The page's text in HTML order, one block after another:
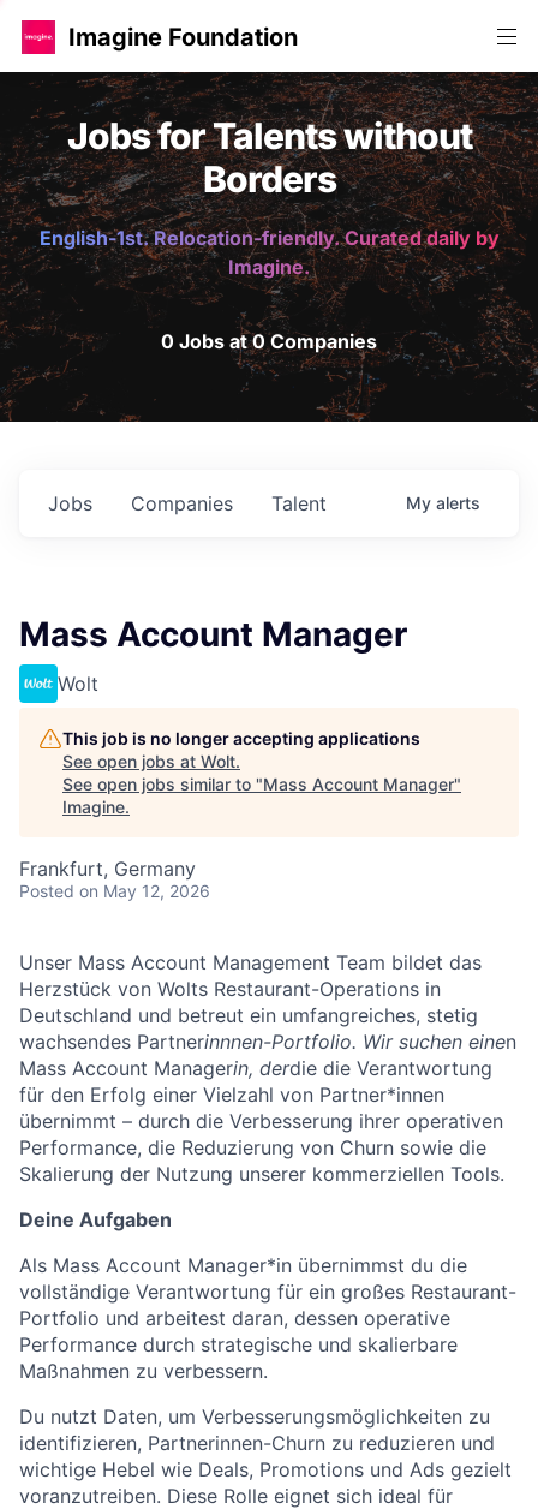
Imagine Foundation
Jobs for Talents without
Borders
English-1st. Relocation-friendly. Curated daily by
Imagine.
0 Jobs at 0 Companies
Jobs Companies Talent My alerts
Mass Account Manager
Wolt
This job is no longer accepting applications
See open jobs at Wolt.
See open jobs similar to "Mass Account Manager"
Imagine.
Frankfurt, Germany
Posted on May 12, 2026
Unser Mass Account Management Team bildet das
Herzstück von Wolts Restaurant-Operations in
Deutschland und betreut ein umfangreiches, stetig
wachsendes Partnerinnnen-Portfolio. Wir suchen einen
Mass Account Managerin, derdie die Verantwortung
für den Erfolg einer Vielzahl von Partner*innen
übernimmt – durch die Verbesserung ihrer operativen
Performance, die Reduzierung von Churn sowie die
Skalierung der Nutzung unserer kommerziellen Tools.
Deine Aufgaben
Als Mass Account Manager*in übernimmst du die
vollständige Verantwortung für ein großes Restaurant-
Portfolio und arbeitest daran, dessen operative
Performance durch strategische und skalierbare
Maßnahmen zu verbessern.
Du nutzt Daten, um Verbesserungsmöglichkeiten zu
identifizieren, Partnerinnen-Churn zu reduzieren und
wichtige Hebel wie Deals, Promotions und Ads gezielt
voranzutreiben. Diese Rolle eignet sich ideal für